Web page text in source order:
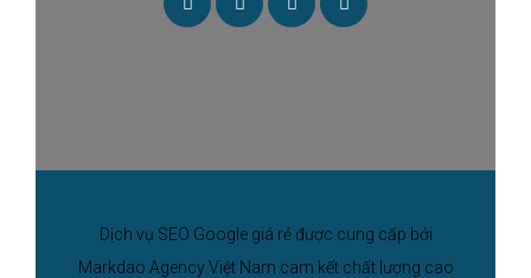
Dịch vụ SEO Google giá rẻ được cung cấp bởi
Markdao Agency Việt Nam cam kết chất lượng cao